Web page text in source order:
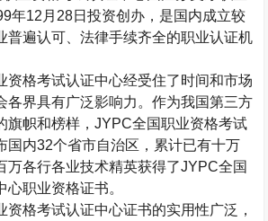
年12 月 28日投资创办，是国内成立较
普遍认可、法律手续齐全的职业认证机
资格考试认证中心经受住了时间和市场
各界具有广泛影响力。作为我国第三方
旗帜和榜样，JYPC全国职业资格考试
国内32个省市自治区，累计已有十万
万各行各业技术精英获得了JYPC全国
职业资格证书。
资格考试认证中心证书的实用性广泛，